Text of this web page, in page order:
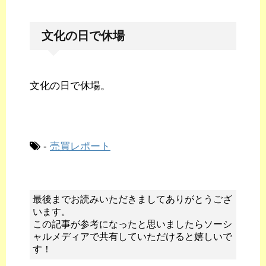
文化の日で休場
文化の日で休場。
- 売買レポート
最後までお読みいただきましてありがとうござ
います。
この記事が参考になったと思いましたらソーシ
ャルメディアで共有していただけると嬉しいで
す！